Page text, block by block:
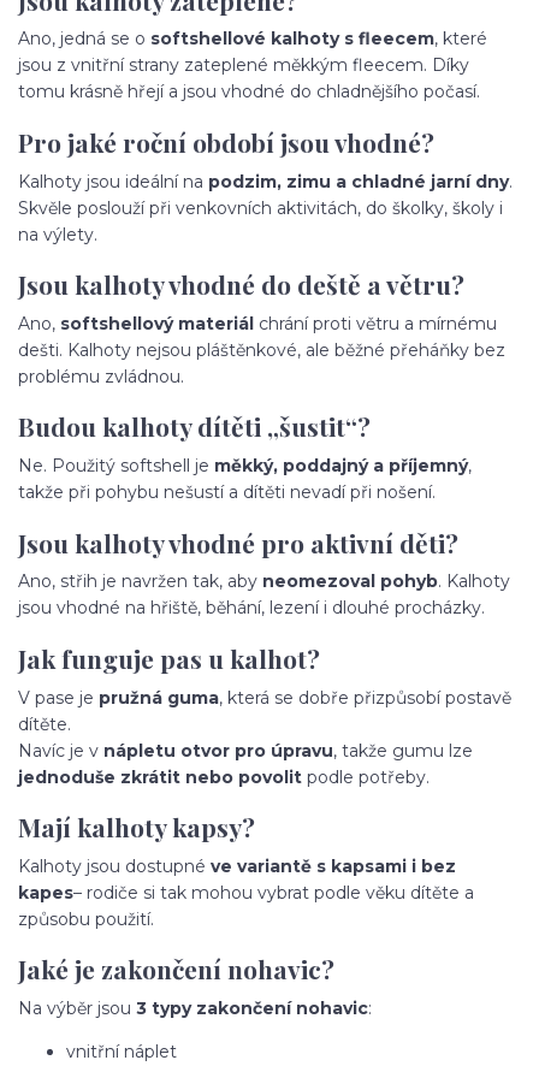
Ano, jedná se o softshellové kalhoty s fleecem, které
jsou z vnitřní strany zateplené měkkým fleecem. Díky
tomu krásně hřejí a jsou vhodné do chladnějšího počasí.
Pro jaké roční období jsou vhodné?
Kalhoty jsou ideální na podzim, zimu a chladné jarní dny.
Skvěle poslouží při venkovních aktivitách, do školky, školy i
na výlety.
Jsou kalhoty vhodné do deště a větru?
Ano, softshellový materiál chrání proti větru a mírnému
dešti. Kalhoty nejsou pláštěnkové, ale běžné přeháňky bez
problému zvládnou.
Budou kalhoty dítěti „šustit“?
Ne. Použitý softshell je měkký, poddajný a příjemný,
takže při pohybu nešustí a dítěti nevadí při nošení.
Jsou kalhoty vhodné pro aktivní děti?
Ano, střih je navržen tak, aby neomezoval pohyb. Kalhoty
jsou vhodné na hřiště, běhání, lezení i dlouhé procházky.
Jak funguje pas u kalhot?
V pase je pružná guma, která se dobře přizpůsobí postavě
dítěte.
Navíc je v nápletu otvor pro úpravu, takže gumu lze
jednoduše zkrátit nebo povolit podle potřeby.
Mají kalhoty kapsy?
Kalhoty jsou dostupné ve variantě s kapsami i bez
kapes– rodiče si tak mohou vybrat podle věku dítěte a
způsobu použití.
Jaké je zakončení nohavic?
Na výběr jsou 3 typy zakončení nohavic:
vnitřní náplet